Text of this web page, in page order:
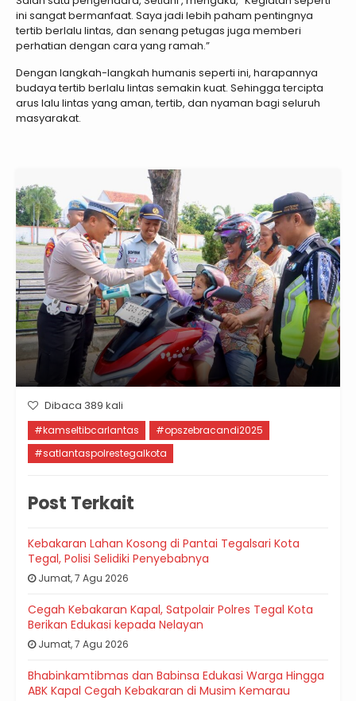
ini sangat bermanfaat. Saya jadi lebih paham pentingnya
tertib berlalu lintas, dan senang petugas juga memberi
perhatian dengan cara yang ramah.”
Dengan langkah-langkah humanis seperti ini, harapannya
budaya tertib berlalu lintas semakin kuat. Sehingga tercipta
arus lalu lintas yang aman, tertib, dan nyaman bagi seluruh
masyarakat.
Dibaca 389 kali
#kamseltibcarlantas
#opszebracandi2025
#satlantaspolrestegalkota
Post Terkait
Kebakaran Lahan Kosong di Pantai Tegalsari Kota
Tegal, Polisi Selidiki Penyebabnya
Jumat, 7 Agu 2026
Cegah Kebakaran Kapal, Satpolair Polres Tegal Kota
Berikan Edukasi kepada Nelayan
Jumat, 7 Agu 2026
Bhabinkamtibmas dan Babinsa Edukasi Warga Hingga
ABK Kapal Cegah Kebakaran di Musim Kemarau